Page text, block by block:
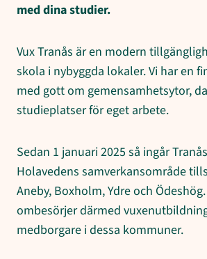
med dina studier.
Vux Tranås är en modern
skola i nybyggda lokaler. Vi har en
med gott om gemensamhetsytor,
studieplatser för eget arbete.
Sedan 1 januari 2025 så ingår
Holavedens samverkansområde
Aneby, Boxholm, Ydre och
ombesörjer därmed
medborgare i dessa kommuner.